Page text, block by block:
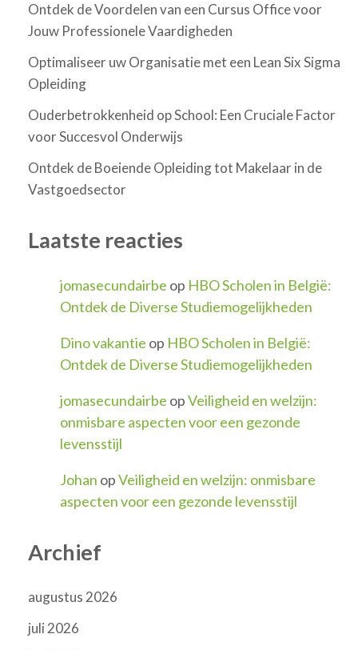
Ontdek de Voordelen van een Cursus Office voor
Jouw Professionele Vaardigheden
Optimaliseer uw Organisatie met een Lean Six Sigma
Opleiding
Ouderbetrokkenheid op School: Een Cruciale Factor
voor Succesvol Onderwijs
Ontdek de Boeiende Opleiding tot Makelaar in de
Vastgoedsector
Laatste reacties
jomasecundairbe op HBO Scholen in België:
Ontdek de Diverse Studiemogelijkheden
Dino vakantie op HBO Scholen in België:
Ontdek de Diverse Studiemogelijkheden
jomasecundairbe opVeiligheid en welzijn:
onmisbare aspecten voor een gezonde
levensstijl
Johan opVeiligheid en welzijn: onmisbare
aspecten voor een gezonde levensstijl
Archief
augustus 2026
juli 2026